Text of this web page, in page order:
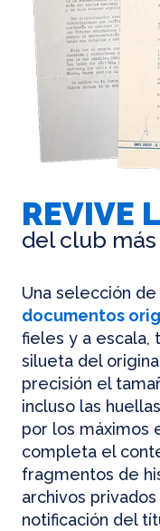
REVIVE
del club
Una selección de
documentos
fieles y a escala,
silueta del
precisión el
incluso las
por los máximos
completa el
fragmentos de
archivos
notificación del